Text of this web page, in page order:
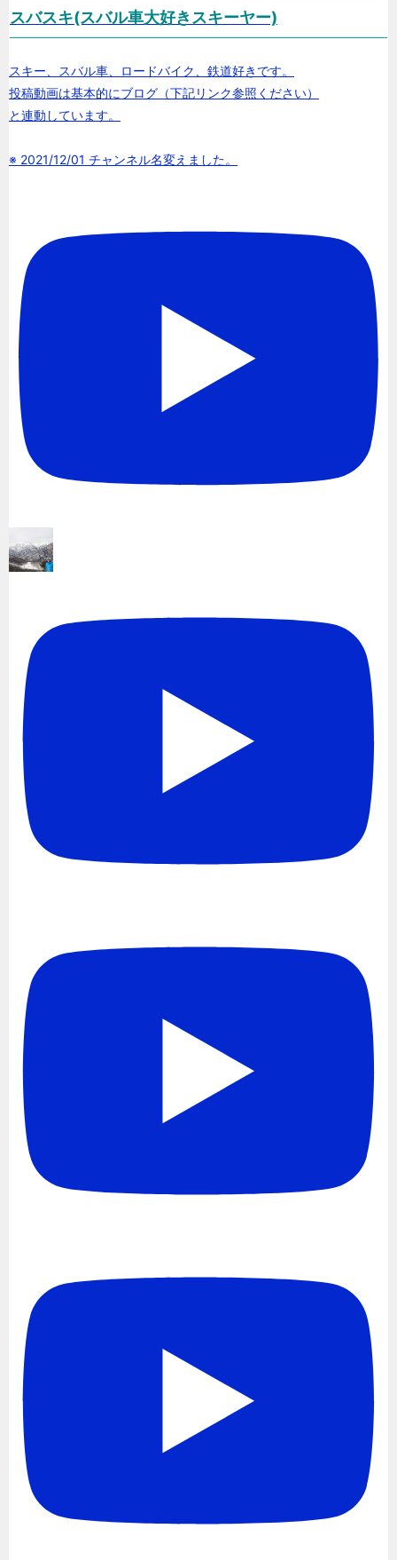
スバスキ(スバル車大好きスキーヤー)
スキー、スバル車、ロードバイク、鉄道好きです。
投稿動画は基本的にブログ（下記リンク参照ください）
と連動しています。
※ 2021/12/01 チャンネル名変えました。